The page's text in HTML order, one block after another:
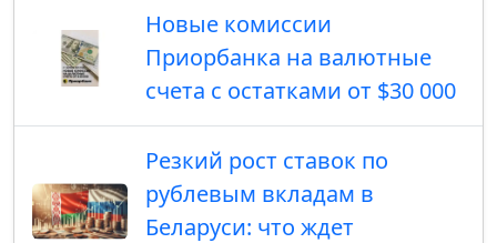
Новые комиссии
Приорбанка на валютные
счета с остатками от $30 000
Резкий рост ставок по
рублевым вкладам в
Беларуси: что ждет